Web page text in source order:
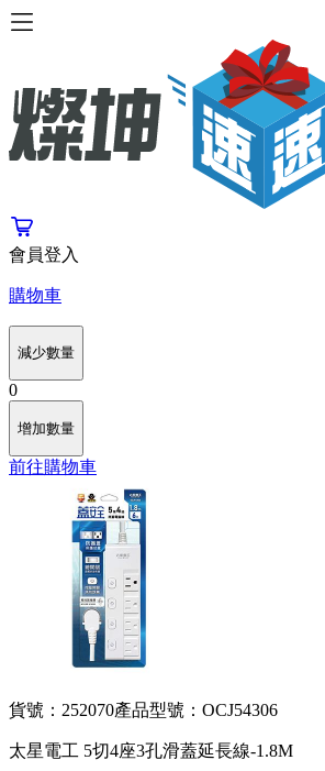
會員登入
購物車
減少數量
0
增加數量
前往購物車
貨號：252070產品型號：OCJ54306
太星電工 5切4座3孔滑蓋延長線-1.8M